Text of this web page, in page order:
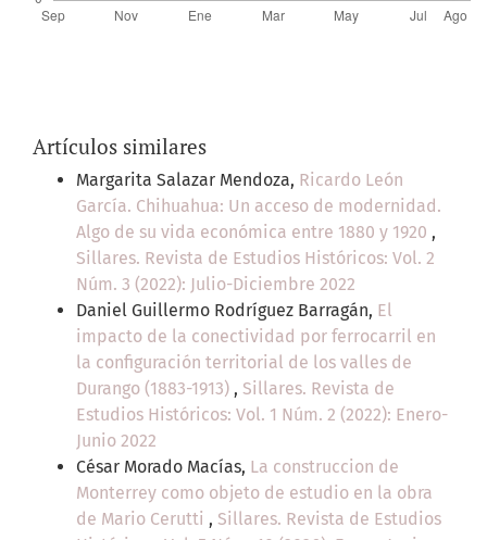
Artículos similares
Margarita Salazar Mendoza, Ricardo León
García. Chihuahua: Un acceso de modernidad.
Algo de su vida económica entre 1880 y 1920 ,
Sillares. Revista de Estudios Históricos: Vol. 2
Núm. 3 (2022): Julio-Diciembre 2022
Daniel Guillermo Rodríguez Barragán, El
impacto de la conectividad por ferrocarril en
la configuración territorial de los valles de
Durango (1883-1913) , Sillares. Revista de
Estudios Históricos: Vol. 1 Núm. 2 (2022): Enero-
Junio 2022
César Morado Macías, La construccion de
Monterrey como objeto de estudio en la obra
de Mario Cerutti , Sillares. Revista de Estudios